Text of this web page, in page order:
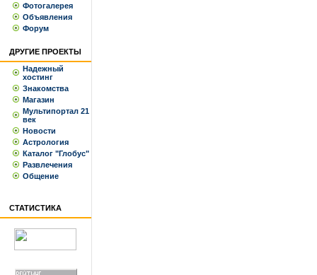
Фотогалерея
Объявления
Форум
ДРУГИЕ ПРОЕКТЫ
Надежный
хостинг
Знакомства
Магазин
Мультипортал 21
век
Новости
Астрология
Каталог "Глобус"
Развлечения
Общение
СТАТИСТИКА